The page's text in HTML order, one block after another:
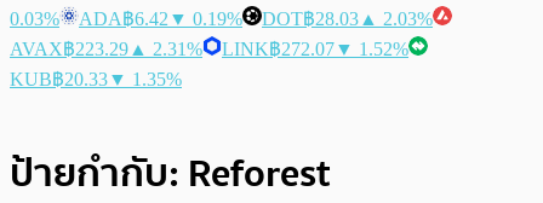
0.03%
ADA฿6.42 ▼ 0.19% DOT฿28.03 ▲ 2.03%
AVAX฿223.29 ▲ 2.31% LINK฿272.07▼ 1.52%
KUB฿20.33▼ 1.35%
ป้ายกำกับ: Reforest